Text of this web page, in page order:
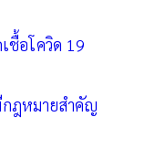
ชื้อโควิด 19
ฎหมายสำคัญ